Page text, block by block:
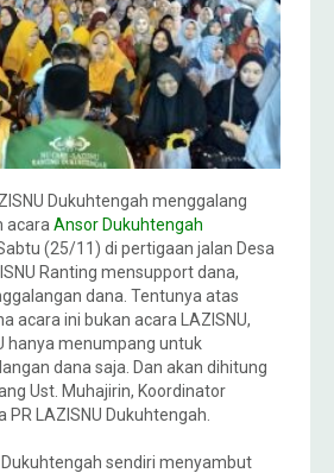
Dukuhtengah menggalang
acara Ansor Dukuhtengah
(25/11) di pertigaan jalan Desa
Ranting mensupport dana,
dana. Tentunya atas
acara ini bukan acara LAZISNU,
hanya menumpang untuk
dana saja. Dan akan dihitung
Ust. Muhajirin, Koordinator
PR LAZISNU Dukuhtengah.
Dukuhtengah sendiri menyambut